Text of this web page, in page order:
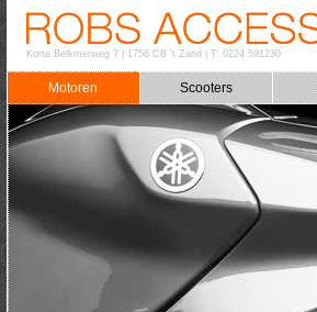
Korte Belkmerweg 7| 1756 CB 't Zand T: 0224 591230
Motoren Scooters